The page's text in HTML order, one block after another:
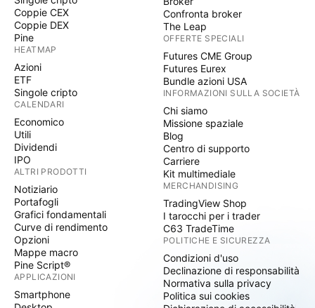
Coppie CEX
Coppie DEX
Pine
HEATMAP
Azioni
ETF
Singole cripto
CALENDARI
Economico
Utili
Dividendi
IPO
ALTRI PRODOTTI
Notiziario
Portafogli
Grafici fondamentali
Curve di rendimento
Opzioni
Mappe macro
Pine Script®
APPLICAZIONI
Smartphone
Confronta broker
The Leap
OFFERTE SPECIALI
Futures CME Group
Futures Eurex
Bundle azioni USA
INFORMAZIONI SULLA SOCIETÀ
Chi siamo
Missione spaziale
Blog
Centro di supporto
Carriere
Kit multimediale
MERCHANDISING
TradingView Shop
I tarocchi per i trader
C63 TradeTime
POLITICHE E SICUREZZA
Condizioni d'uso
Declinazione di responsabilità
Normativa sulla privacy
Politica sui cookies